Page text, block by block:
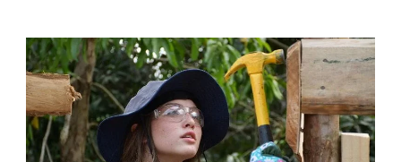
News image